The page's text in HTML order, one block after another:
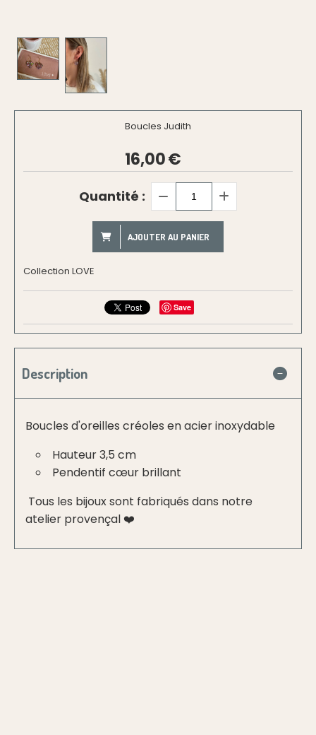
Boucles Judith
16,00€
Quantité :
AJOUTER AU PANIER
Collection LOVE
Save
Description
Boucles d'oreilles créoles en acier inoxydable
Hauteur 3,5 cm
Pendentif cœur brillant
Tous les bijoux sont fabriqués dans notre
atelier provençal ❤️